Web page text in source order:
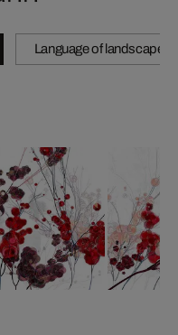
Language of landscape